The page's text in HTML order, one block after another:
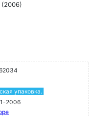
(2006)
упаковка.
2006